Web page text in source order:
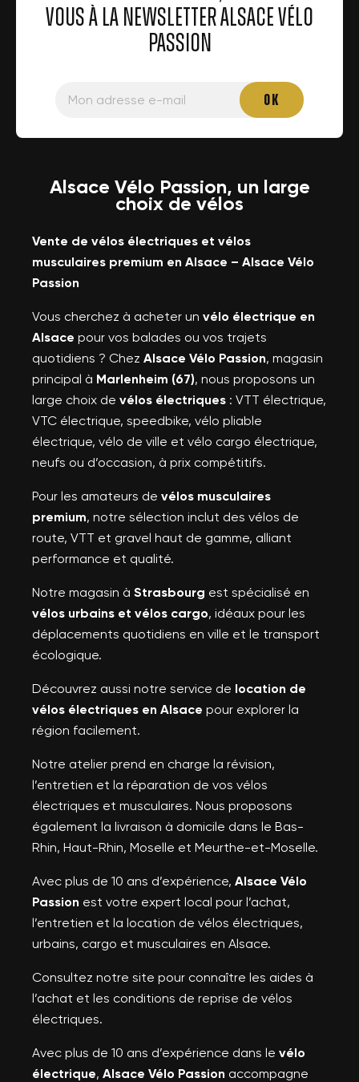
VOUS À LA NEWSLETTER ALSACE VÉLO
PASSION
Alsace Vélo Passion, un large
choix de vélos
Vente de vélos électriques et vélos
musculaires premium en Alsace – Alsace Vélo
Passion
Vous cherchez à acheter un vélo électrique en
Alsace pour vos balades ou vos trajets
quotidiens ? Chez Alsace Vélo Passion, magasin
principal à Marlenheim (67), nous proposons un
large choix de vélos électriques : VTT électrique,
VTC électrique, speedbike, vélo pliable
électrique, vélo de ville et vélo cargo électrique,
neufs ou d’occasion, à prix compétitifs.
Pour les amateurs de vélos musculaires
premium, notre sélection inclut des vélos de
route, VTT et gravel haut de gamme, alliant
performance et qualité.
Notre magasin à Strasbourg est spécialisé en
vélos urbains et vélos cargo, idéaux pour les
déplacements quotidiens en ville et le transport
écologique.
Découvrez aussi notre service de location de
vélos électriques en Alsace pour explorer la
région facilement.
Notre atelier prend en charge la révision,
l’entretien et la réparation de vos vélos
électriques et musculaires. Nous proposons
également la livraison à domicile dans le Bas-
Rhin, Haut-Rhin, Moselle et Meurthe-et-Moselle.
Avec plus de 10 ans d’expérience, Alsace Vélo
Passion est votre expert local pour l’achat,
l’entretien et la location de vélos électriques,
urbains, cargo et musculaires en Alsace.
Consultez notre site pour connaître les aides à
l’achat et les conditions de reprise de vélos
électriques.
Avec plus de 10 ans d’expérience dans le vélo
électrique, Alsace Vélo Passion accompagne